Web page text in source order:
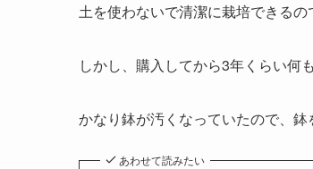
土を使わないで清潔に栽培できるの
しかし、購入してから3年くらい何
かなり鉢が汚くなっていたので、鉢
あわせて読みたい